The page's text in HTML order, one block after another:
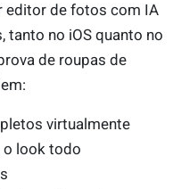
editor de fotos com IA
tanto no iOS quanto no
de roupas de
virtualmente
o look todo